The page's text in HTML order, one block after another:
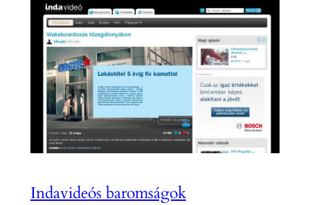
Indavideós baromságok